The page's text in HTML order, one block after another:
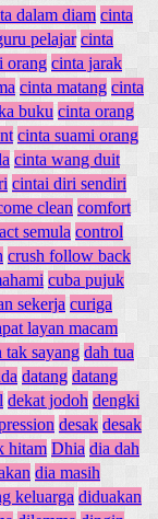
dalam diam cinta
pelajar cinta
orang cinta jarak
cinta matang cinta
buku cinta orang
cinta suami orang
cinta wang duit
cintai diri sendiri
clean comfort
semula control
crush follow back
cuba pujuk
sekerja curiga
layan macam
tak sayang dah tua
datang datang
dekat jodoh dengki
desak desak
hitam Dhia dia dah
dia masih
keluarga diduakan